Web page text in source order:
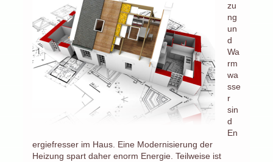
zu
ng
un
d
Wa
rm
wa
sse
r
sin
d
En
ergiefresser im Haus. Eine Modernisierung der
Heizung spart daher enorm Energie. Teilweise ist